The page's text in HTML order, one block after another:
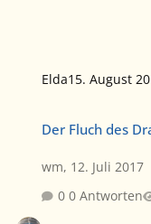
Elda15. August
Der Fluch des
wm, 12. Juli 2017
0 Antworten